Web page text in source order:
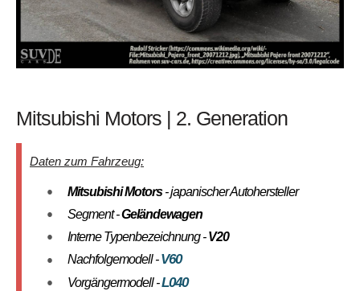
Mitsubishi Motors | 2. Generation
Daten zum Fahrzeug:
Mitsubishi Motors- japanischer Autohersteller
Segment -Geländewagen
Interne Typenbezeichnung -V20
Nachfolgemodell -V60
Vorgängermodell -L040